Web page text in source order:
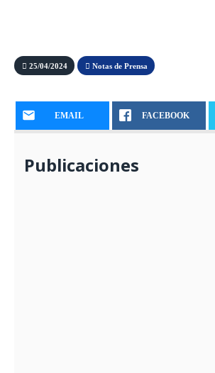
25/04/2024 Notas de Prensa
EMAIL FACEBOOK
Publicaciones